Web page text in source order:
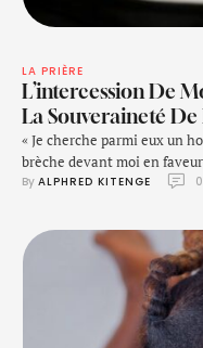
LA PRIÈRE
L’intercession De
La Souveraineté De
« Je cherche parmi eux un
brèche devant moi en
mais je n’en trouve point. »
By ALPHRED KITENGE 0